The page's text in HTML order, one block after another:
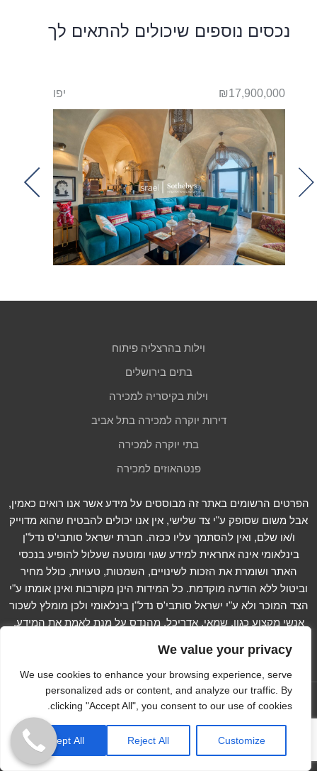
We value your privacy
We use cookies to enhance your browsing experience, serve
personalized ads or content, and analyze our traffic. By
clicking "Accept All", you consent to our use of cookies.
Customize
Reject All
Accept All
נכסים נוספים שיכולים להתאים לך
₪17,900,000 יפו
וילות בהרצליה פיתוח
בתים בירושלים
וילות בקיסריה למכירה
דירות יוקרה למכירה בתל אביב
בתי יוקרה למכירה
פנטהאוזים למכירה
הפרטים הרשומים באתר זה מבוססים על מידע אשר אנו רואים כאמין,
אבל משום שסופק ע"י צד שלישי, אין אנו יכולים להבטיח שהוא מדוייק
ו/או שלם, ואין להסתמך עליו ככזה. חברת ישראל סותבי'ס נדל"ן
בינלאומי אינה אחראית למידע שגוי ומוטעה שעלול להופיע בנכסי
האתר ושומרת את הזכות לשינויים, השמטות, טעויות, כולל מחיר
וביטול ללא הודעה מוקדמת. כל המידות הינן מקורבות ואינן אומתו ע"י
הצד המוכר ולא ע"י ישראל סותבי'ס נדל"ן בינלאומי ולכן מומלץ לשכור
אנשי מקצוע כגון, שמאי, אדריכל, מהנדס על מנת לאמת את המידע.
קרא עוד...
עקוב אחרינו ב -
Copyright © 2012-2023 Israel Sotheby's International
Realty. All Rights Reserved
הצהרת נגישות
Extra Digital